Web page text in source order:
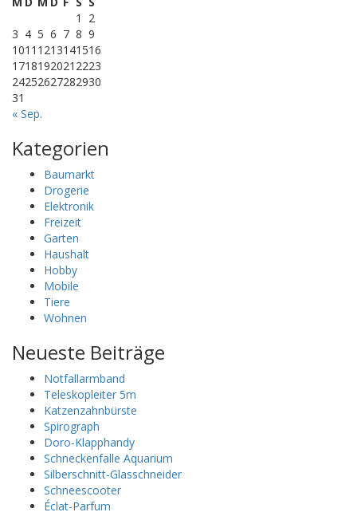
1
2
3 4 5 6 7 8 9
1011 1213141516
1718192021 2223
24252627282930
31
« Sep.
Kategorien
Baumarkt
Drogerie
Elektronik
Freizeit
Garten
Haushalt
Hobby
Mobile
Tiere
Wohnen
Neueste Beiträge
Notfallarmband
Teleskopleiter 5m
Katzenzahnbürste
Spirograph
Doro-Klapphandy
Schneckenfalle Aquarium
Silberschnitt-Glasschneider
Schneescooter
Éclat-Parfum